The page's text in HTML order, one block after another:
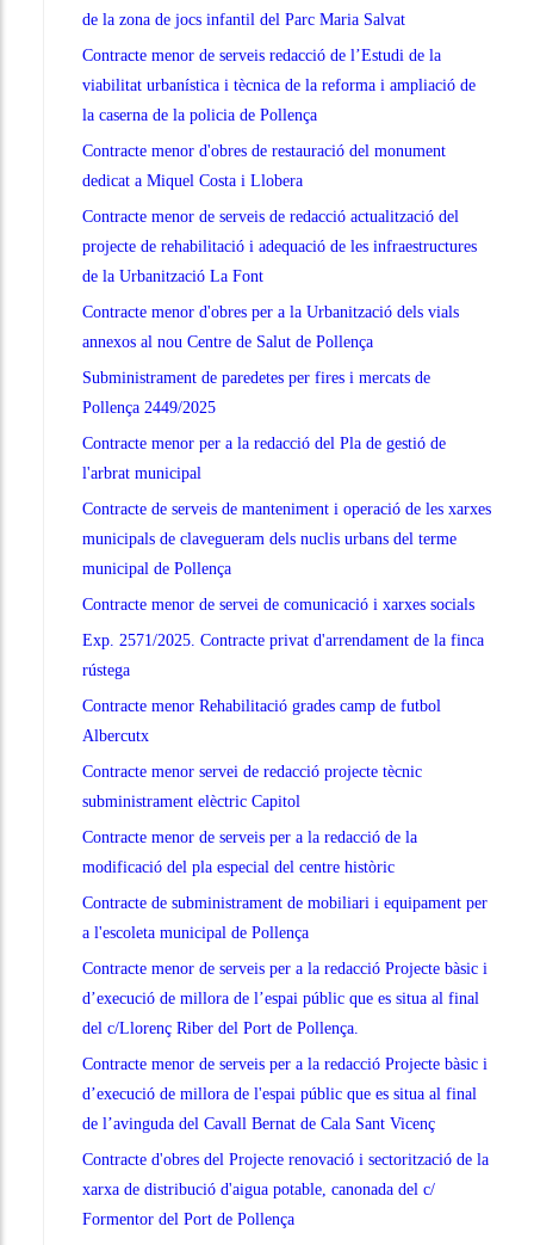
de la zona de jocs infantil del Parc Maria Salvat
Contracte menor de serveis redacció de l’Estudi de la
viabilitat urbanística i tècnica de la reforma i ampliació de
la caserna de la policia de Pollença
Contracte menor d'obres de restauració del monument
dedicat a Miquel Costa i Llobera
Contracte menor de serveis de redacció actualització del
projecte de rehabilitació i adequació de les infraestructures
de la Urbanització La Font
Contracte menor d'obres per a la Urbanització dels vials
annexos al nou Centre de Salut de Pollença
Subministrament de paredetes per fires i mercats de
Pollença 2449/2025
Contracte menor per a la redacció del Pla de gestió de
l'arbrat municipal
Contracte de serveis de manteniment i operació de les xarxes
municipals de clavegueram dels nuclis urbans del terme
municipal de Pollença
Contracte menor de servei de comunicació i xarxes socials
Exp. 2571/2025. Contracte privat d'arrendament de la finca
rústega
Contracte menor Rehabilitació grades camp de futbol
Albercutx
Contracte menor servei de redacció projecte tècnic
subministrament elèctric Capitol
Contracte menor de serveis per a la redacció de la
modificació del pla especial del centre històric
Contracte de subministrament de mobiliari i equipament per
a l'escoleta municipal de Pollença
Contracte menor de serveis per a la redacció Projecte bàsic i
d’execució de millora de l’espai públic que es situa al final
del c/Llorenç Riber del Port de Pollença.
Contracte menor de serveis per a la redacció Projecte bàsic i
d’execució de millora de l'espai públic que es situa al final
de l’avinguda del Cavall Bernat de Cala Sant Vicenç
Contracte d'obres del Projecte renovació i sectorització de la
xarxa de distribució d'aigua potable, canonada del c/
Formentor del Port de Pollença